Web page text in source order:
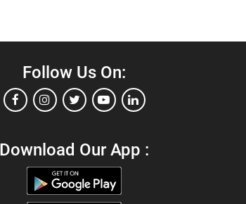
Follow Us On:
Download Our App :